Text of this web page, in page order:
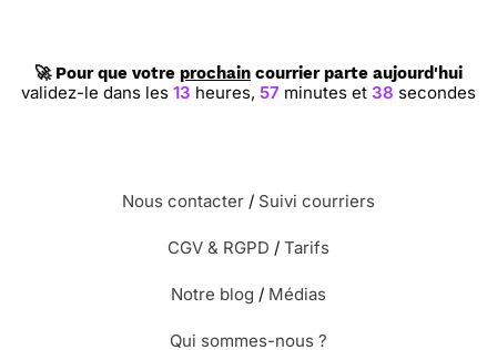
🚀 Pour que votre prochain courrier parte aujourd'hui
validez-le dans les13 heures,57 minutes et37 secondes
Nous contacter / Suivi courriers
CGV & RGPD / Tarifs
Notre blog / Médias
Qui sommes-nous ?